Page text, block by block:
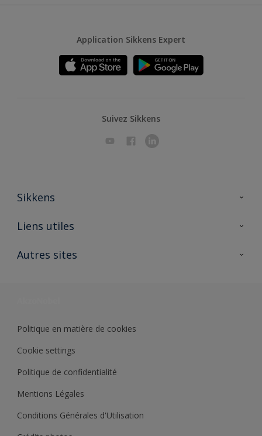
Application Sikkens Expert
Suivez Sikkens
Sikkens
A propos de Sikkens
Liens utiles
Ouvrir un magasin PASS
Autres sites
Politique en matière de cookies
Cookie settings
Politique de confidentialité
Mentions Légales
Conditions Générales d'Utilisation